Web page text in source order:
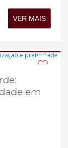
VER MAIS
Disponível
em